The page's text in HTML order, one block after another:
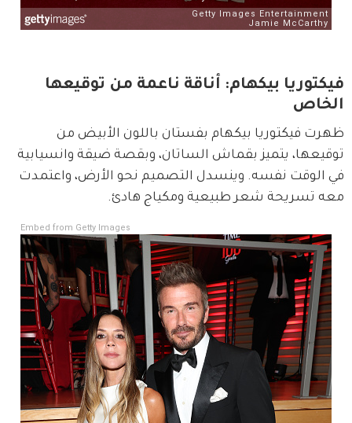
فيكتوريا بيكهام: أناقة ناعمة من توقيعها
الخاص
ظهرت فيكتوريا بيكهام بفستان باللون الأبيض من
توقيعها، يتميز بقماش الساتان، وبقصة ضيقة وانسيابية
في الوقت نفسه. وينسدل التصميم نحو الأرض، واعتمدت
معه تسريحة شعر طبيعية ومكياج هادئ.
Embed from Getty Images